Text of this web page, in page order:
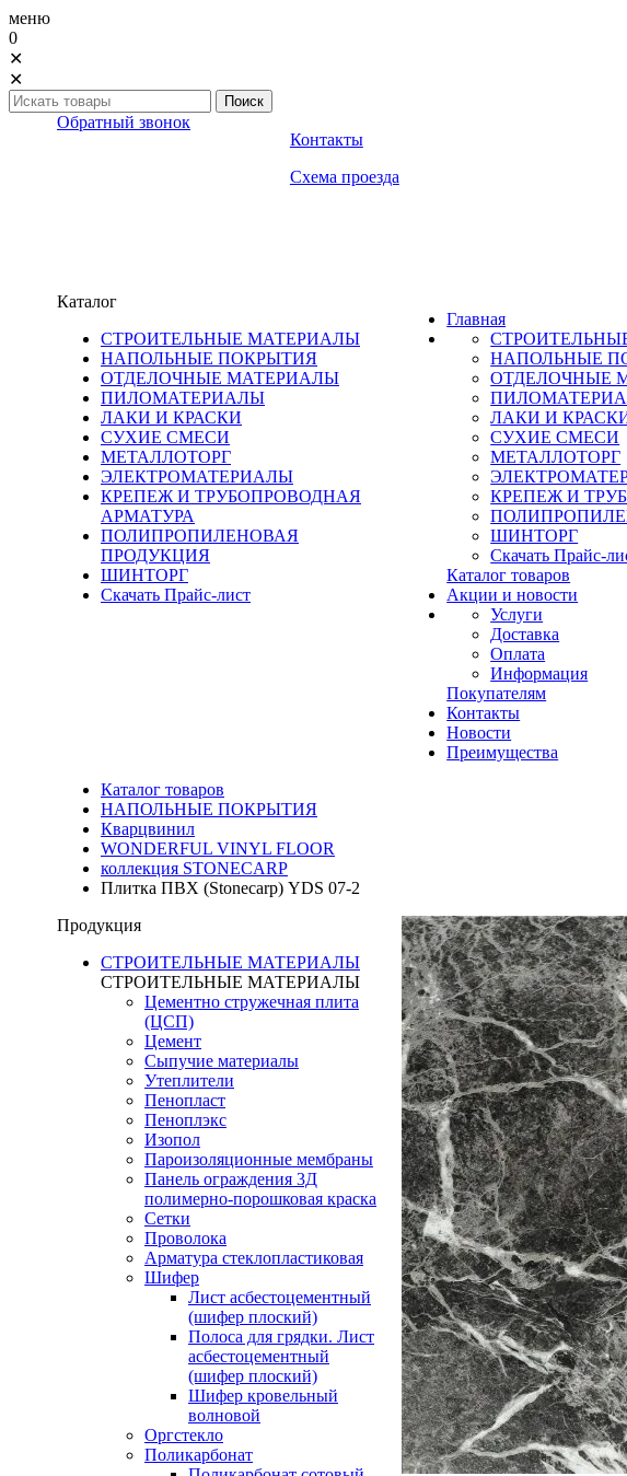
меню
0
✕
✕
Обратный звонок
Контакты
Схема проезда
Каталог
СТРОИТЕЛЬНЫЕ МАТЕРИАЛЫ
НАПОЛЬНЫЕ ПОКРЫТИЯ
ОТДЕЛОЧНЫЕ МАТЕРИАЛЫ
ПИЛОМАТЕРИАЛЫ
ЛАКИ И КРАСКИ
СУХИЕ СМЕСИ
МЕТАЛЛОТОРГ
ЭЛЕКТРОМАТЕРИАЛЫ
КРЕПЕЖ И ТРУБОПРОВОДНАЯ
АРМАТУРА
ПОЛИПРОПИЛЕНОВАЯ
ПРОДУКЦИЯ
ШИНТОРГ
Скачать Прайс-лист
Главная
НАПОЛЬНЫЕ
ОТДЕЛОЧНЫЕ
ЛАКИ И
СУХИЕ СМЕСИ
МЕТАЛЛОТОРГ
КРЕПЕЖ И
ШИНТОРГ
Скачать Прайс-
Каталог товаров
Акции и новости
Услуги
Доставка
Оплата
Информация
Покупателям
Контакты
Новости
Преимущества
Каталог товаров
НАПОЛЬНЫЕ ПОКРЫТИЯ
Кварцвинил
WONDERFUL VINYL FLOOR
коллекция STONECARP
Плитка ПВХ (Stonecarp) YDS 07-2
Продукция
СТРОИТЕЛЬНЫЕ МАТЕРИАЛЫ
СТРОИТЕЛЬНЫЕ МАТЕРИАЛЫ
Цементно стружечная плита
(ЦСП)
Цемент
Сыпучие материалы
Утеплители
Пенопласт
Пеноплэкс
Изопол
Пароизоляционные мембраны
Панель ограждения 3Д
полимерно-порошковая краска
Сетки
Проволока
Арматура стеклопластиковая
Шифер
Лист асбестоцементный
(шифер плоский)
Полоса для грядки. Лист
асбестоцементный
(шифер плоский)
Шифер кровельный
волновой
Оргстекло
Поликарбонат